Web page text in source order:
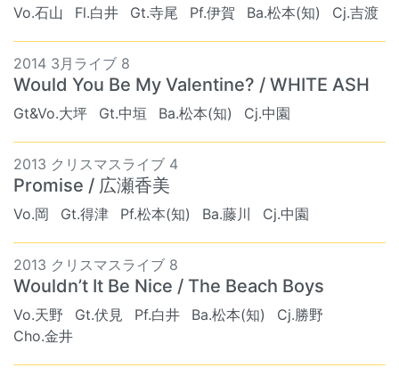
Vo.石山 Fl.白井 Gt.寺尾 Pf.伊賀 Ba.松本(知) Cj.吉渡
2014 3月ライブ 8
Would You Be My Valentine? / WHITE ASH
Gt&Vo.大坪 Gt.中垣 Ba.松本(知) Cj.中園
2013 クリスマスライブ 4
Promise / 広瀬香美
Vo.岡 Gt.得津 Pf.松本(知) Ba.藤川 Cj.中園
2013 クリスマスライブ 8
Wouldn’t It Be Nice / The Beach Boys
Vo.天野 Gt.伏見 Pf.白井 Ba.松本(知)
Cj.勝野
Cho.金井